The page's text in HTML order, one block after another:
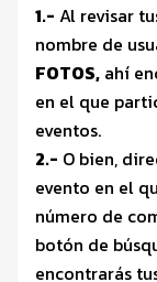
1.- Al revisar
nombre de
FOTOS, ahí
en el que
eventos.
2.- O bien,
evento en el
número de
botón de
encontrarás